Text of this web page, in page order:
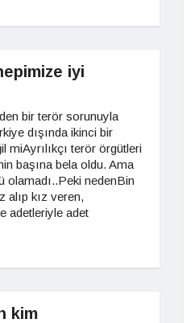
iyi
bir terör sorunuyla
dışında ikinci bir
miAyrılıkçı terör örgütleri
başına bela oldu. Ama
olamadı..Peki nedenBin
alıp kız veren,
adetleriyle adet
kim